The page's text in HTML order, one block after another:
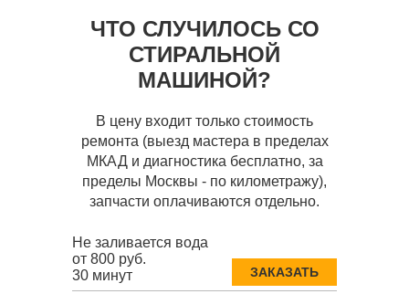
ЧТО СЛУЧИЛОСЬ СО
СТИРАЛЬНОЙ
МАШИНОЙ?
В цену входит только стоимость
ремонта (выезд мастера в пределах
МКАД и диагностика бесплатно, за
пределы Москвы - по километражу),
запчасти оплачиваются отдельно.
Не заливается вода
от 800 руб.
30 минут
ЗАКАЗАТЬ